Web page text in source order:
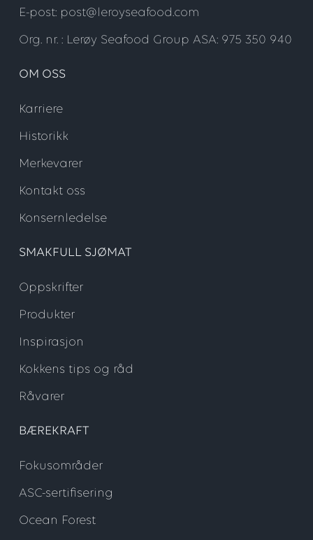
E-post: post@leroyseafood.com
Org. nr. : Lerøy Seafood Group ASA: 975 350 940
OM OSS
Karriere
Historikk
Merkevarer
Kontakt oss
Konsernledelse
SMAKFULL SJØMAT
Oppskrifter
Produkter
Inspirasjon
Kokkens tips og råd
Råvarer
BÆREKRAFT
Fokusområder
ASC-sertifisering
Ocean Forest